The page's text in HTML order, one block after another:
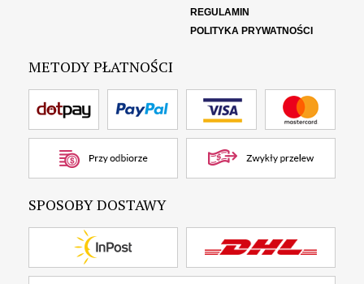
REGULAMIN
POLITYKA PRYWATNOŚCI
METODY PŁATNOŚCI
SPOSOBY DOSTAWY